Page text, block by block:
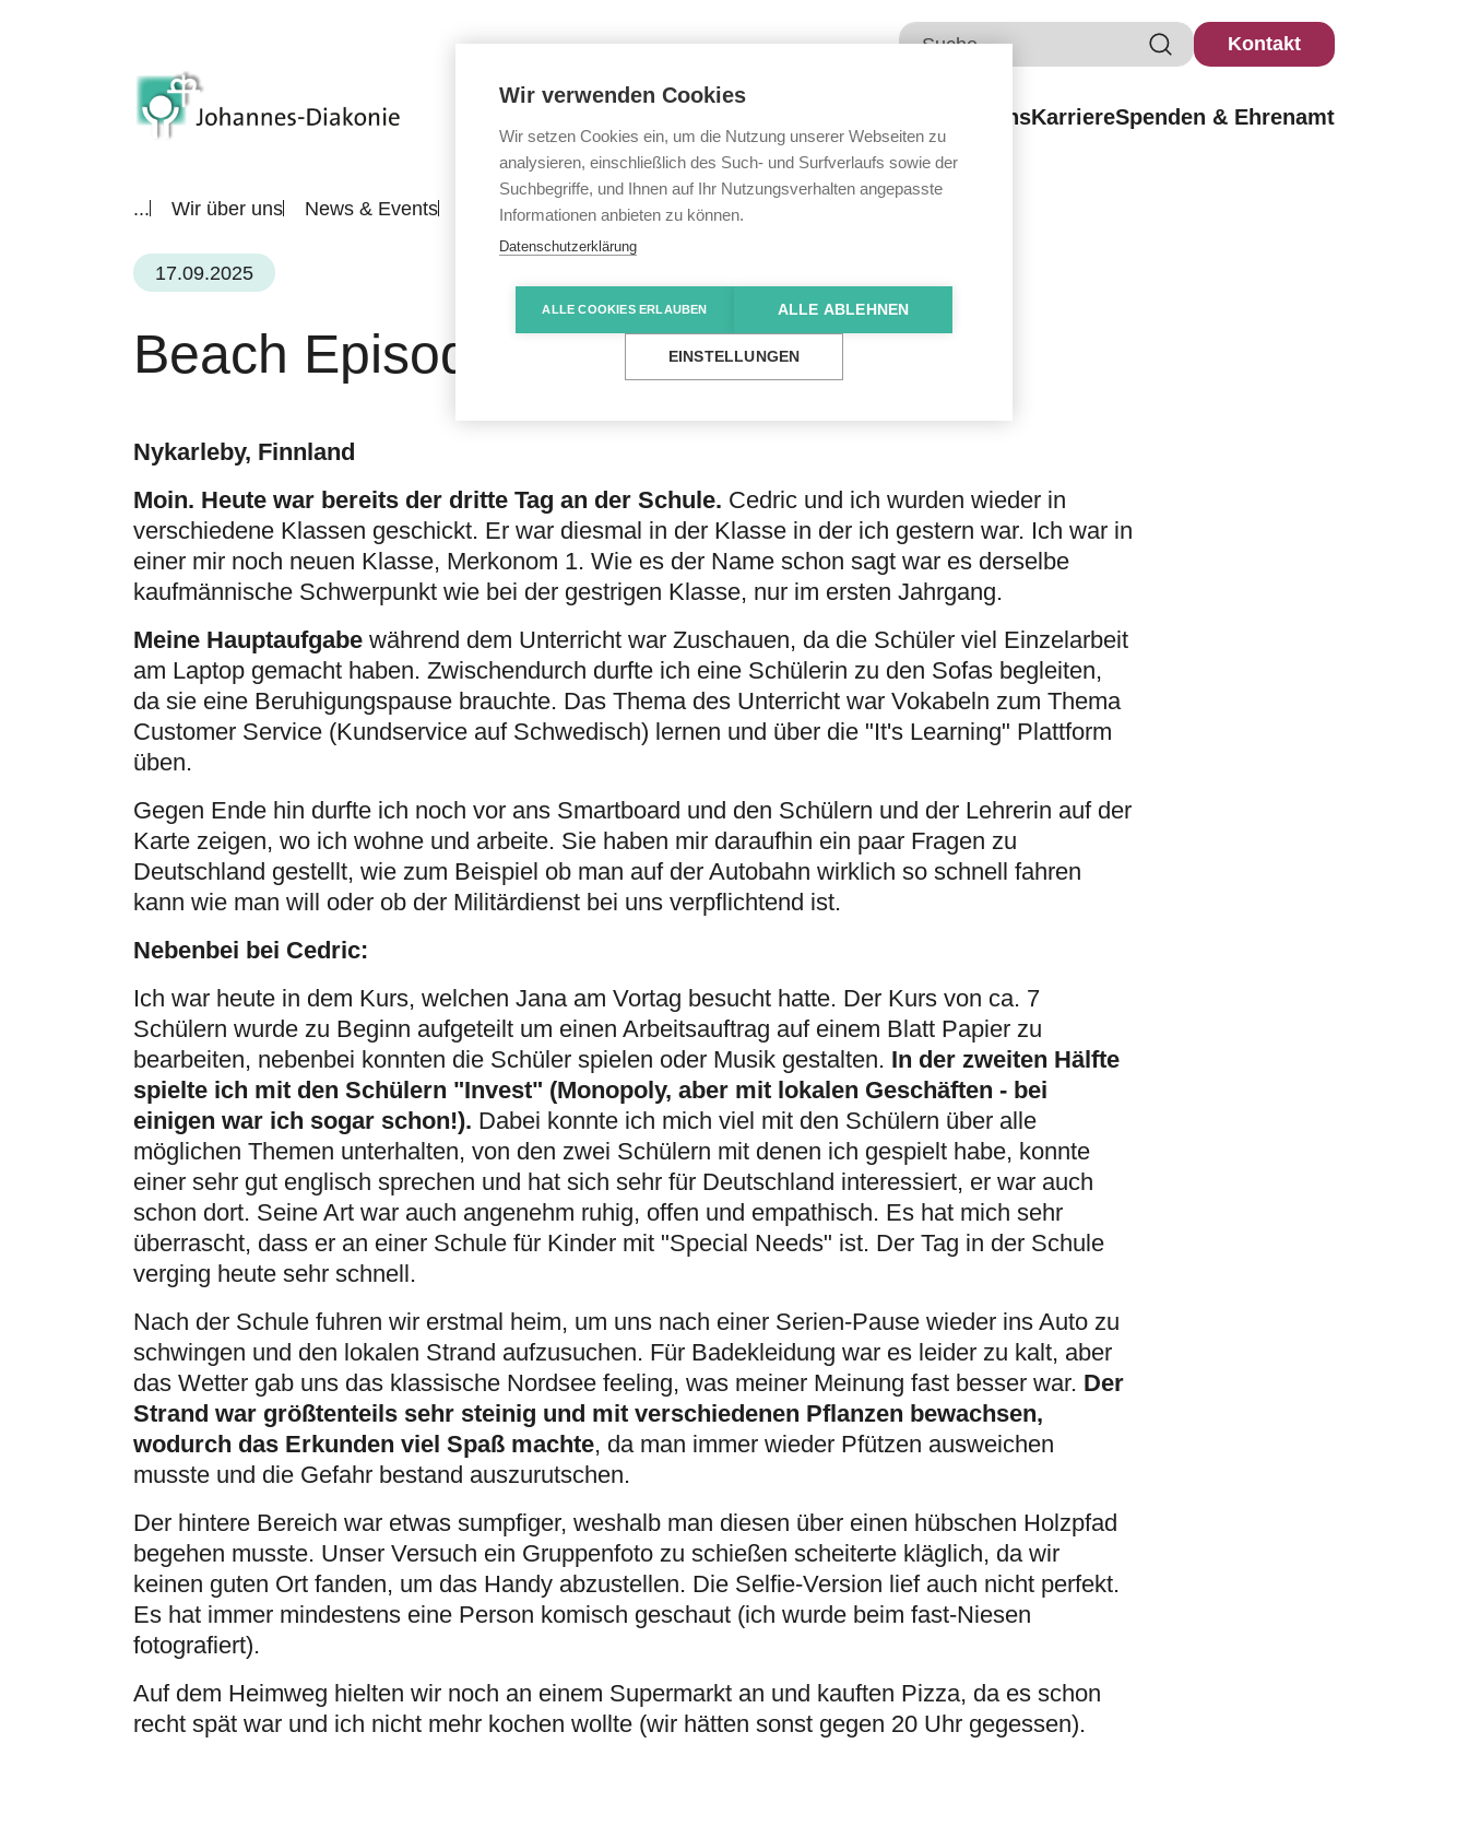
Kontakt
Wir über unsKarriereSpenden & Ehrenamt
... Wir über uns News & Events Alle News Beach Episode und Frieren
17.09.2025
Beach Episode und Frieren
Nykarleby, Finnland
Moin. Heute war bereits der dritte Tag an der Schule. Cedric und ich wurden wieder in
verschiedene Klassen geschickt. Er war diesmal in der Klasse in der ich gestern war. Ich war in
einer mir noch neuen Klasse, Merkonom 1. Wie es der Name schon sagt war es derselbe
kaufmännische Schwerpunkt wie bei der gestrigen Klasse, nur im ersten Jahrgang.
Meine Hauptaufgabe während dem Unterricht war Zuschauen, da die Schüler viel Einzelarbeit
am Laptop gemacht haben. Zwischendurch durfte ich eine Schülerin zu den Sofas begleiten,
da sie eine Beruhigungspause brauchte. Das Thema des Unterricht war Vokabeln zum Thema
Customer Service (Kundservice auf Schwedisch) lernen und über die "It's Learning" Plattform
üben.
Gegen Ende hin durfte ich noch vor ans Smartboard und den Schülern und der Lehrerin auf der
Karte zeigen, wo ich wohne und arbeite. Sie haben mir daraufhin ein paar Fragen zu
Deutschland gestellt, wie zum Beispiel ob man auf der Autobahn wirklich so schnell fahren
kann wie man will oder ob der Militärdienst bei uns verpflichtend ist.
Nebenbei bei Cedric:
Ich war heute in dem Kurs, welchen Jana am Vortag besucht hatte. Der Kurs von ca. 7
Schülern wurde zu Beginn aufgeteilt um einen Arbeitsauftrag auf einem Blatt Papier zu
bearbeiten, nebenbei konnten die Schüler spielen oder Musik gestalten. In der zweiten Hälfte
spielte ich mit den Schülern "Invest" (Monopoly, aber mit lokalen Geschäften - bei
einigen war ich sogar schon!). Dabei konnte ich mich viel mit den Schülern über alle
möglichen Themen unterhalten, von den zwei Schülern mit denen ich gespielt habe, konnte
einer sehr gut englisch sprechen und hat sich sehr für Deutschland interessiert, er war auch
schon dort. Seine Art war auch angenehm ruhig, offen und empathisch. Es hat mich sehr
überrascht, dass er an einer Schule für Kinder mit "Special Needs" ist. Der Tag in der Schule
verging heute sehr schnell.
Nach der Schule fuhren wir erstmal heim, um uns nach einer Serien-Pause wieder ins Auto zu
schwingen und den lokalen Strand aufzusuchen. Für Badekleidung war es leider zu kalt, aber
das Wetter gab uns das klassische Nordsee feeling, was meiner Meinung fast besser war. Der
Strand war größtenteils sehr steinig und mit verschiedenen Pflanzen bewachsen,
wodurch das Erkunden viel Spaß machte, da man immer wieder Pfützen ausweichen
musste und die Gefahr bestand auszurutschen.
Der hintere Bereich war etwas sumpfiger, weshalb man diesen über einen hübschen Holzpfad
begehen musste. Unser Versuch ein Gruppenfoto zu schießen scheiterte kläglich, da wir
keinen guten Ort fanden, um das Handy abzustellen. Die Selfie-Version lief auch nicht perfekt.
Es hat immer mindestens eine Person komisch geschaut (ich wurde beim fast-Niesen
fotografiert).
Auf dem Heimweg hielten wir noch an einem Supermarkt an und kauften Pizza, da es schon
recht spät war und ich nicht mehr kochen wollte (wir hätten sonst gegen 20 Uhr gegessen).
Wir verwenden Cookies
Wir setzen Cookies ein, um die Nutzung unserer Webseiten zu
analysieren, einschließlich des Such- und Surfverlaufs sowie der
Suchbegriffe, und Ihnen auf Ihr Nutzungsverhalten angepasste
Informationen anbieten zu können.
Datenschutzerklärung
ALLE COOKIES ERLAUBEN ALLE ABLEHNEN
EINSTELLUNGEN